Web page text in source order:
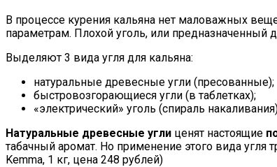
В процессе курения кальяна нет маловажных
параметрам. Плохой уголь, или предназначенный
Выделяют 3 вида угля для кальяна:
натуральные древесные угли (пресованные);
быстровозгорающиеся угли (в таблетках);
«электрический» уголь (спираль
Натуральные древесные угли ценят настоящие
табачный аромат. Но применение этого вида
Kemma, 1 кг, цена 248 рублей)